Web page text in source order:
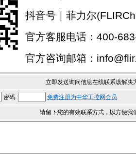
抖音号｜菲力尔
官方客服电话：400-
官方咨询邮箱：
立即发送询问信息在线联系该解决
密码: 免费注册为中华工控网会员
请留下您的有效联系方式，以方便我